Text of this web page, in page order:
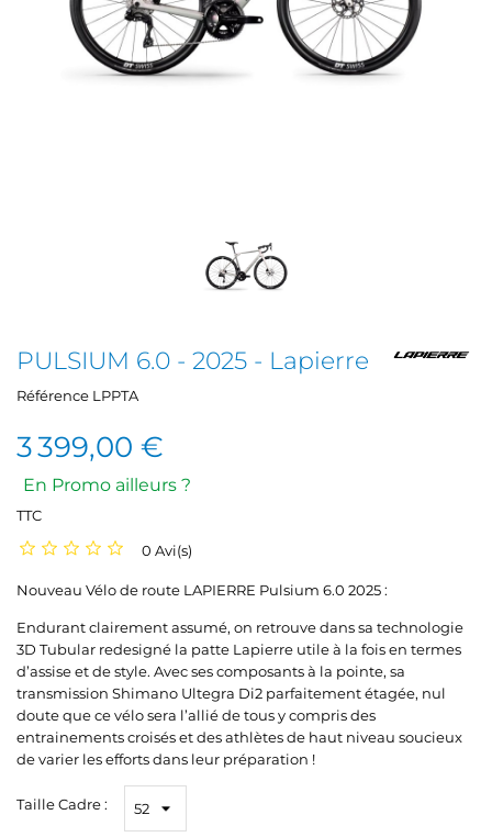
PULSIUM 6.0 - 2025 - Lapierre
Référence LPPTA
3 399,00 €
En Promo ailleurs ?
TTC
0 Avi(s)
Nouveau Vélo de route LAPIERRE Pulsium 6.0 2025 :
Endurant clairement assumé, on retrouve dans sa technologie
3D Tubular redesigné la patte Lapierre utile à la fois en termes
d’assise et de style. Avec ses composants à la pointe, sa
transmission Shimano Ultegra Di2 parfaitement étagée, nul
doute que ce vélo sera l’allié de tous y compris des
entrainements croisés et des athlètes de haut niveau soucieux
de varier les efforts dans leur préparation !
Taille Cadre :